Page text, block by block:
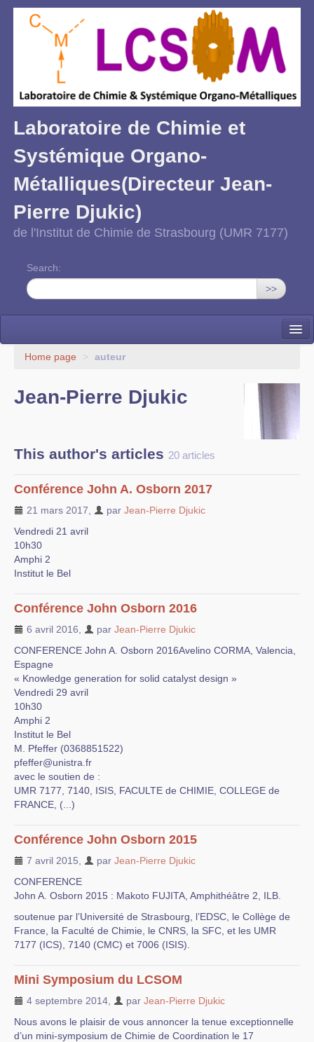
Laboratoire de Chimie et
Systémique Organo-
Métalliques(Directeur Jean-
Pierre Djukic)
de l'Institut de Chimie de Strasbourg (UMR 7177)
Search:
>>
Présentation du laboratoire
Publications
Evènements
Offres de stage/thèse/post-doc
Home page > auteur
Jean-Pierre Djukic
This author's articles 20 articles
Conférence John A. Osborn 2017
21 mars 2017 par Jean-Pierre Djukic
Vendredi 21 avril
10h30
Amphi 2
Institut le Bel
Conférence John Osborn 2016
6 avril 2016 par Jean-Pierre Djukic
CONFERENCE John A. Osborn 2016Avelino CORMA, Valencia,
Espagne
« Knowledge generation for solid catalyst design »
Vendredi 29 avril
10h30
Amphi 2
Institut le Bel
M. Pfeffer (0368851522)
pfeffer@unistra.fr
avec le soutien de :
UMR 7177, 7140, ISIS, FACULTE de CHIMIE, COLLEGE de
FRANCE, (...)
Conférence John Osborn 2015
7 avril 2015 par Jean-Pierre Djukic
CONFERENCE
John A. Osborn 2015 : Makoto FUJITA, Amphithéâtre 2, ILB.
soutenue par l’Université de Strasbourg, l’EDSC, le Collège de
France, la Faculté de Chimie, le CNRS, la SFC, et les UMR
7177 (ICS), 7140 (CMC) et 7006 (ISIS).
Mini Symposium du LCSOM
4 septembre 2014 par Jean-Pierre Djukic
Nous avons le plaisir de vous annoncer la tenue exceptionnelle
d’un mini-symposium de Chimie de Coordination le 17